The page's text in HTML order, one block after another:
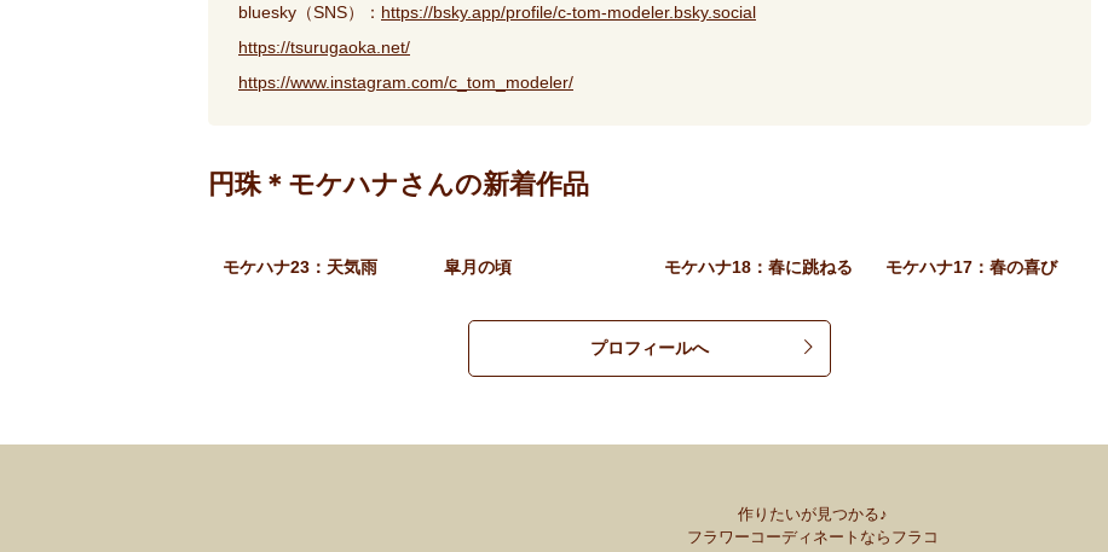
bluesky（SNS）： https://bsky.app/profile/c-tom-modeler.bsky.social
https://tsurugaoka.net/
https://www.instagram.com/c_tom_modeler/
円珠＊モケハナさんの新着作品
モケハナ23：天気雨 皐月の頃 モケハナ18：春に跳ねる モケハナ17：春の喜び
プロフィールへ
作りたいが見つかる♪
フラワーコーディネートならフラコ